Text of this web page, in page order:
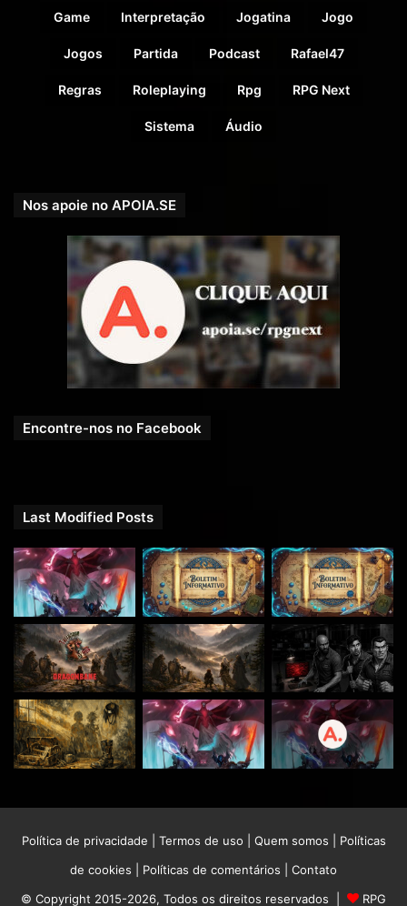
Game Interpretação Jogatina Jogo
Jogos Partida Podcast Rafael47
Regras Roleplaying Rpg RPG Next
Sistema Áudio
Nos apoie no APOIA.SE
Encontre-nos no Facebook
Last Modified Posts
Política de privacidade Termos de uso Quem somos
Políticas
de cookies
Políticas de comentários
Contato
© Copyright 2015-2026, Todos os direitos reservados |
RPG